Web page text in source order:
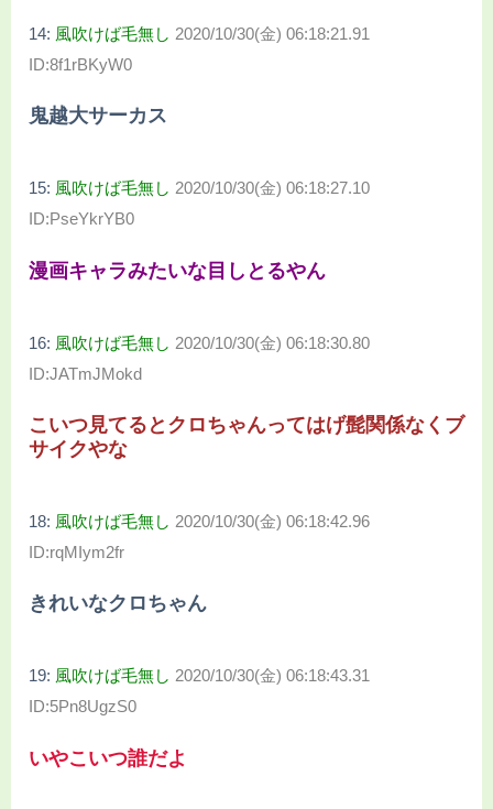
14: 風吹けば毛無し 2020/10/30(金) 06:18:21.91
ID:8f1rBKyW0
鬼越大サーカス
15: 風吹けば毛無し 2020/10/30(金) 06:18:27.10
ID:PseYkrYB0
漫画キャラみたいな目しとるやん
16: 風吹けば毛無し 2020/10/30(金) 06:18:30.80
ID:JATmJMokd
こいつ見てるとクロちゃんってはげ髭関係なくブ
サイクやな
18: 風吹けば毛無し 2020/10/30(金) 06:18:42.96
ID:rqMIym2fr
きれいなクロちゃん
19: 風吹けば毛無し 2020/10/30(金) 06:18:43.31
ID:5Pn8UgzS0
いやこいつ誰だよ